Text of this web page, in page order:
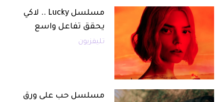
مسلسل Lucky .. لاكي
يحقق تفاعل واسع
تليفزيون
مسلسل حب على ورق